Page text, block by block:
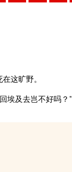
这旷野。
埃及去岂不好吗？”